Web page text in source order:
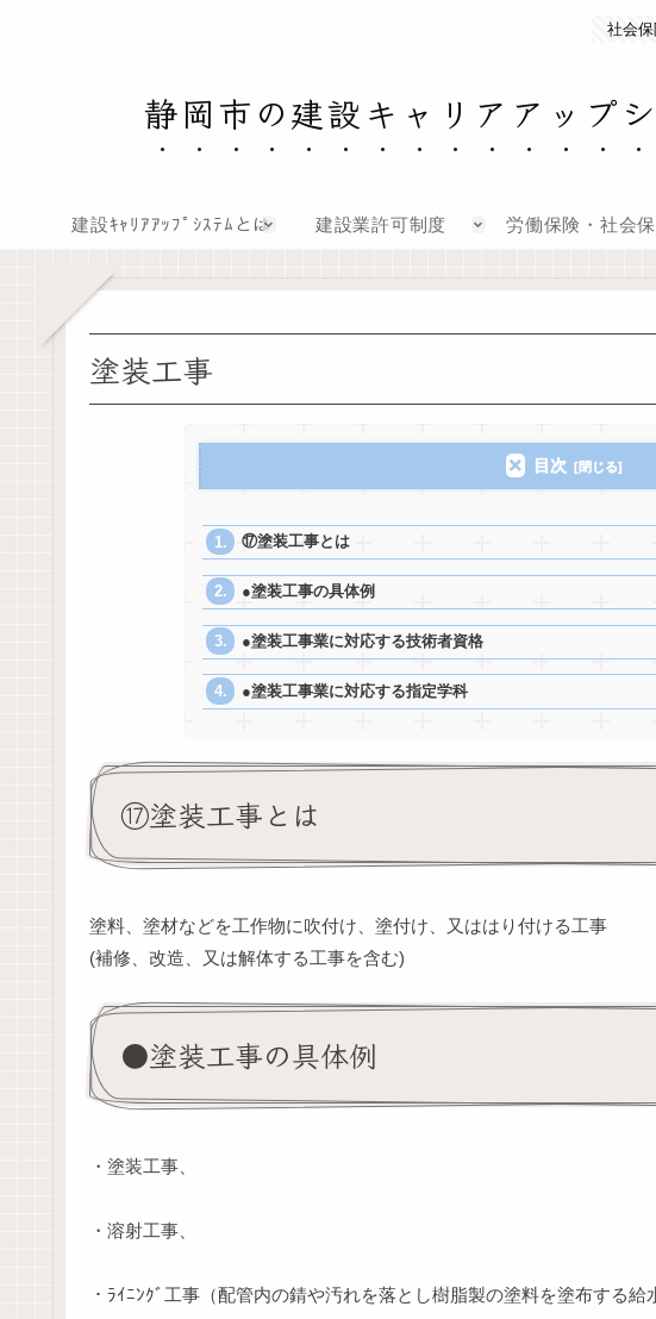
社会
静岡市の建設キャリアアップ
建設ｷｬﾘｱｱｯﾌﾟｼｽﾃﾑとは 建設業許可制度 労働保険・社会
塗装工事
目次
⑰塗装工事とは
●塗装工事の具体例
●塗装工事業に対応する技術者資格
●塗装工事業に対応する指定学科
⑰塗装工事とは
塗料、塗材などを工作物に吹付け、塗付け、又ははり付ける工事
(補修、改造、又は解体する工事を含む)
●塗装工事の具体例
・塗装工事、
・溶射工事、
・ﾗｲﾆﾝｸﾞ工事（配管内の錆や汚れを落とし樹脂製の塗料を塗布する給